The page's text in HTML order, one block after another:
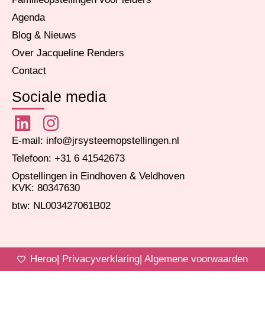
Agenda
Blog & Nieuws
Over Jacqueline Renders
Contact
Sociale media
E-mail: info@jrsysteemopstellingen.nl
Telefoon: +31 6 41542673
Opstellingen in Eindhoven & Veldhoven
KVK: 80347630
btw: NL003427061B02
Heroo| Privacyverklaring| Algemene voorwaarden